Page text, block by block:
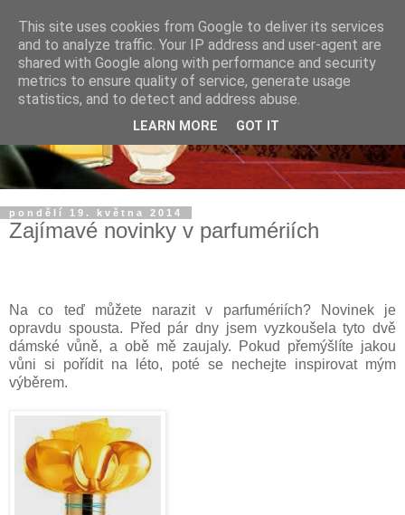
pondělí 19. května 2014
Zajímavé novinky v parfumériích
Na co teď můžete narazit v parfumériích? Novinek je
opravdu spousta. Před pár dny jsem vyzkoušela tyto dvě
dámské vůně, a obě mě zaujaly. Pokud přemýšlíte jakou
vůni si pořídit na léto, poté se nechejte inspirovat mým
výběrem.
This site uses cookies from Google to deliver its services
and to analyze traffic. Your IP address and user-agent are
shared with Google along with performance and security
metrics to ensure quality of service, generate usage
statistics, and to detect and address abuse.
LEARN MORE GOT IT